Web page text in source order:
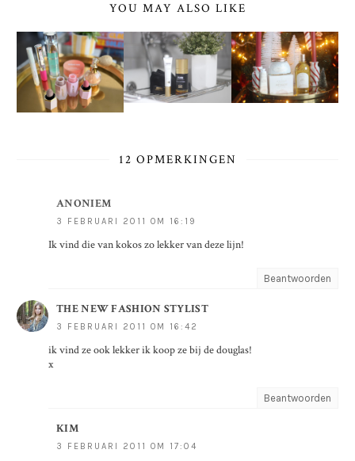
YOU MAY ALSO LIKE
12 OPMERKINGEN
ANONIEM
3 FEBRUARI 2011 OM 16:19
Ik vind die van kokos zo lekker van deze lijn!
Beantwoorden
THE NEW FASHION STYLIST
3 FEBRUARI 2011 OM 16:42
ik vind ze ook lekker ik koop ze bij de douglas!
x
Beantwoorden
KIM
3 FEBRUARI 2011 OM 17:04